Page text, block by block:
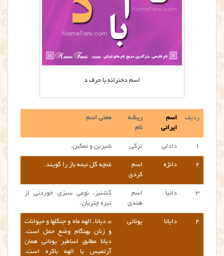
اسم دخترانه با حرف د
ردیف
اسم
ایرانی
ریشه
نام
معنی اسم
۱ دادلی ترکی شیرین و نمکین.
۲ دانژه
اسم
کردی
غنچه گل نیمه باز را گویند.
۳ دانیا
اسم
هندی
گشنیز، نوعی سبزی خوردنی از
تیره چتریان.
۴ دایانا یونانی
= دیانا، الهه ماه و جنگلها و حیوانات
و زنان بهنگام وضع حمل است.
دیانا مطابق اساطیر یونانی همان
آرتمیس یا الهه باکره است.